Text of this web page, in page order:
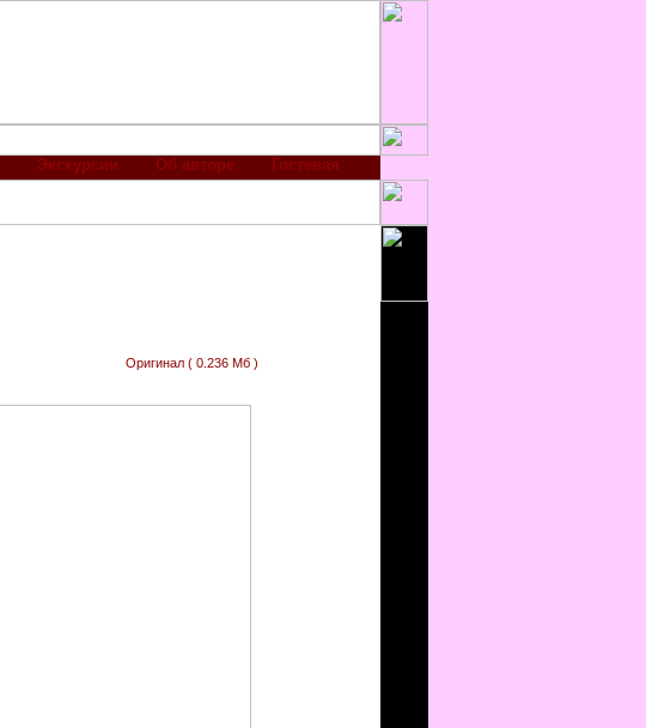
Экскурсии Об авторе Гостевая
Оригинал ( 0.236 Мб )